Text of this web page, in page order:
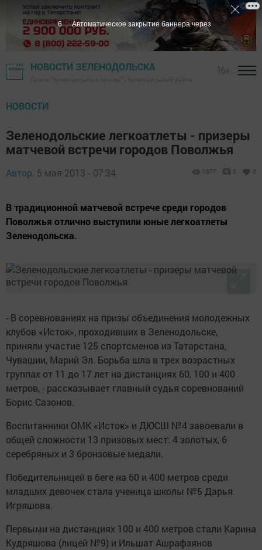
НОВОСТИ ЗЕЛЕНОДОЛЬСКА
НОВОСТИ
Зеленодольские легкоатлеты - призеры
матчевой встречи городов Поволжья
Автор, 5 мая 2013 - 07:34 1077 0 0
В традиционной матчевой встрече среди городов
Поволжья отлично выступили юные легкоатлеты
Зеленодольска.
- В соревнованиях на призы объединения молодежных
клубов «Исток», проходивших в Зеленодольске,
приняли участие 125 спортсменов из Татарстана,
Чувашии, Марий Эл. Борьба шла в трех возрастных
группах от 11 до 17 лет на дистанциях 60, 100 и 400
метров, - рассказывает главный судья соревнований
Борис Сазонов.
Воспитанники ОМК «Исток» и ДЮСШ №4 завоевали в
общей сложности 13 призовых мест: 4 золотых, 6
серебряных и 3 бронзовые медали.
Победительницей в беге на 60 и 400 метров среди
младших девочек стала ученица школы №5 Дарья
Игряшова.
Первыми на дистанциях 100 и 400 метров стали Карина
Кудряшова (лицей №9) и Ильшат Ашрафзянов
5 Автоматическое закрытие баннера через